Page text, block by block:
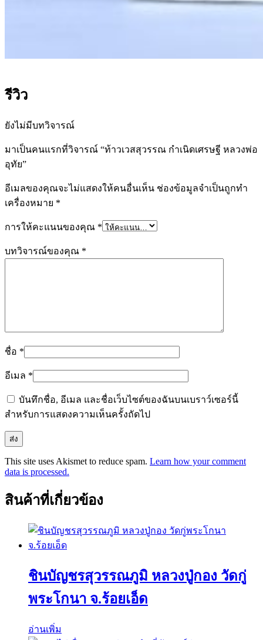
รีวิว
ยังไม่มีบทวิจารณ์
มาเป็นคนแรกที่วิจารณ์ “ท้าวเวสสุวรรณ กำเนิดเศรษฐี หลวงพ่อ
อุทัย”
อีเมลของคุณจะไม่แสดงให้คนอื่นเห็น ช่องข้อมูลจำเป็นถูกทำ
เครื่องหมาย *
การให้คะแนนของคุณ *
บทวิจารณ์ของคุณ *
ชื่อ *
อีเมล *
บันทึกชื่อ, อีเมล และชื่อเว็บไซต์ของฉันบนเบราว์เซอร์นี้
สำหรับการแสดงความเห็นครั้งถัดไป
This site uses Akismet to reduce spam. Learn how your comment
data is processed.
สินค้าที่เกี่ยวข้อง
ชินบัญชรสุวรรณภูมิ หลวงปู่กอง วัดกู่
พระโกนา จ.ร้อยเอ็ด
อ่านเพิ่ม